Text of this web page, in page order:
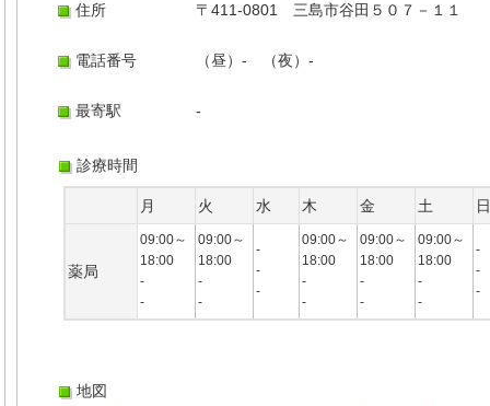
住所 〒411-0801 三島市谷田５０７－１１
電話番号 （昼）- （夜）-
最寄駅 -
診療時間
月 火 水 木 金 土
薬局
09:00～
18:00
-
-
09:00～
18:00
-
-
-
-
-
09:00～
18:00
-
-
09:00～
18:00
-
-
09:00～
18:00
-
-
-
-
-
地図